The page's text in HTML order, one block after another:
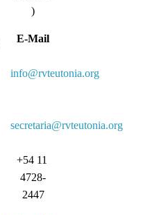
)
E-Mail
info@rvteutonia.org
secretaria@rvteutonia.org
+54 11
4728-
2447